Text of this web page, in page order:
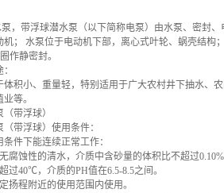
，带浮球潜水泵（以下简称电泵）由水泵、密封
机； 水泵位于电动机下部，离心式叶轮、蜗壳结构
作静密封。
小、重量轻，特别适用于广大农村井下抽水、
等。
带浮球）
浮球）使用条件：
件下能连续正常工作：
蚀性的清水，介质中含砂量的体积比不超过0.10%
40℃，介质的PH值在6.5-8.5之间。
程附近的使用范围内使用。